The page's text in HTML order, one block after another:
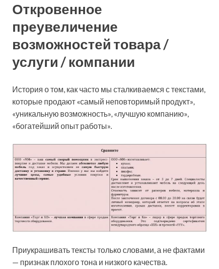
Откровенное
преувеличение
возможностей товара /
услуги / компании
История о том, как часто мы сталкиваемся с текстами,
которые продают «самый неповторимый продукт»,
«уникальную возможность», «лучшую компанию»,
«богатейший опыт работы».
Приукрашивать тексты только словами, а не фактами
— признак плохого тона и низкого качества.